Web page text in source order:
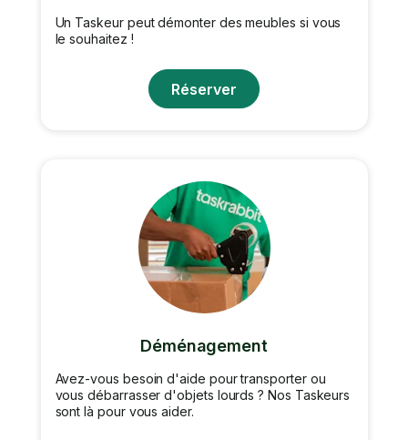
Un Taskeur peut démonter des meubles si vous
le souhaitez !
Réserver
Déménagement
Avez-vous besoin d'aide pour transporter ou
vous débarrasser d'objets lourds ? Nos Taskeurs
sont là pour vous aider.